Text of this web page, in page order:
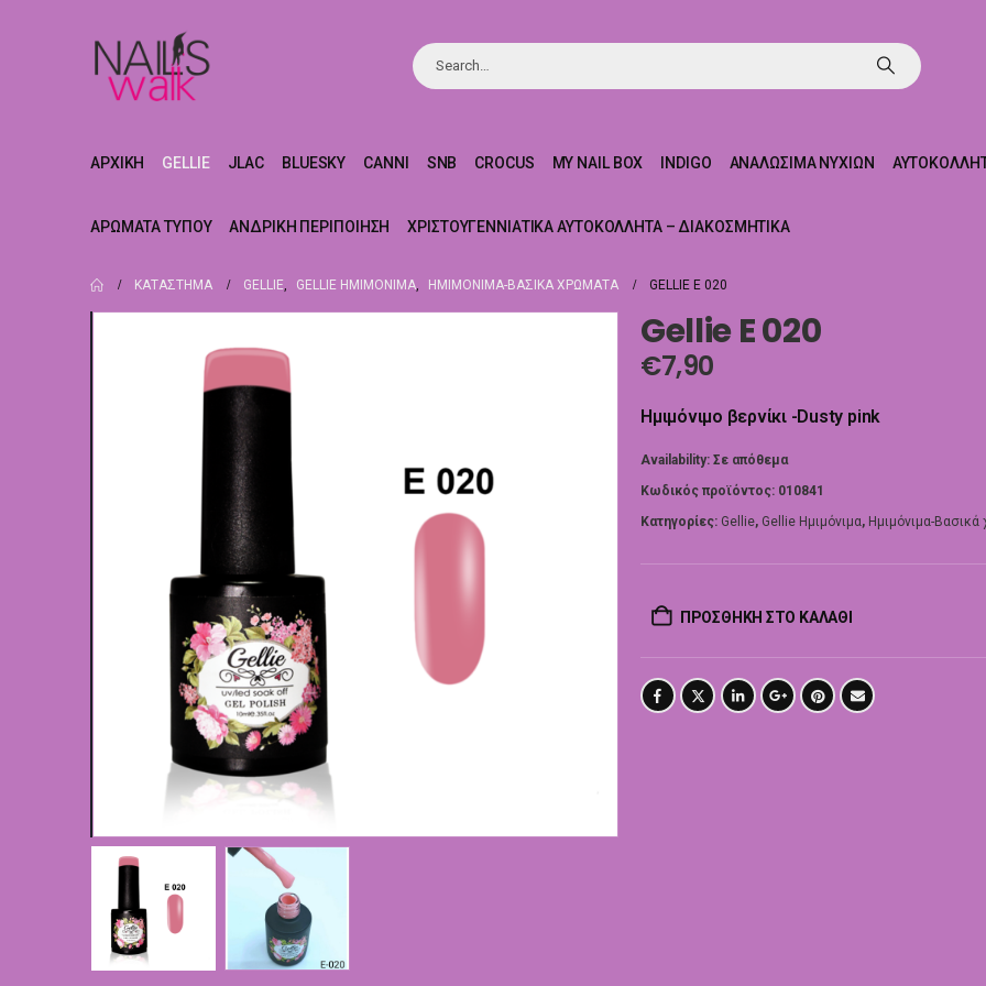
ΑΡΧΙΚΉ GELLIE JLAC BLUESKY CANNI SNB CROCUS MY NAIL BOX INDIGO ΑΝΑΛΏΣΙΜΑ ΝΥΧΙΏΝ
ΑΡΏΜΑΤΑ ΤΎΠΟΥ ΑΝΔΡΙΚΉ ΠΕΡΙΠΟΊΗΣΗ ΧΡΙΣΤΟΥΓΕΝΝΙΆΤΙΚΑ ΑΥΤΟΚΌΛΛΗΤΑ – ΔΙΑΚΟΣΜΗΤΙΚΆ
ΚΑΤΆΣΤΗΜΑ GELLIE, GELLIE ΗΜΙΜΌΝΙΜΑ, ΗΜΙΜΌΝΙΜΑ-ΒΑΣΙΚΆ ΧΡΏΜΑΤΑ GELLIE E 020
Gellie E 020
€7,90
Ημιμόνιμο βερνίκι -Dusty pink
Availability: Σε απόθεμα
Κωδικός προϊόντος: 010841
Κατηγορίες: Gellie, Gellie Ημιμόνιμα, Ημιμόνιμα-
ΠΡΟΣΘΉΚΗ ΣΤΟ ΚΑΛΆΘΙ